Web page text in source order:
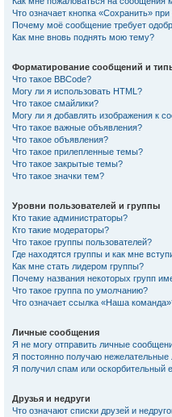
Что означает кнопка «Сохранить»
Почему моё сообщение требует
Как мне вновь поднять мою тему?
Форматирование сообщений и
Что такое BBCode?
Могу ли я использовать HTML?
Что такое смайлики?
Могу ли я добавлять изображения к
Что такое важные объявления?
Что такое объявления?
Что такое прилепленные темы?
Что такое закрытые темы?
Что такое значки тем?
Уровни пользователей и группы
Кто такие администраторы?
Кто такие модераторы?
Что такое группы пользователей?
Где находятся группы и как мне
Как мне стать лидером группы?
Почему названия некоторых групп
Что такое группа по умолчанию?
Что означает ссылка «Наша
Личные сообщения
Я не могу отправить личные
Я постоянно получаю
Я получил спам или оскорбительный
Друзья и недруги
Что означают списки друзей и